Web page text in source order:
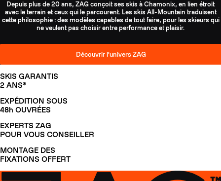
Depuis plus de 20 ans, ZAG conçoit ses skis à Chamonix, en lien étroit
avec le terrain et ceux qui le parcourent. Les skis All-Mountain traduisent
cette philosophie : des modèles capables de tout faire, pour les skieurs qui
ne veulent pas choisir entre performance et plaisir.
Découvrir l'univers ZAG
SKIS GARANTIS
2 ANS*
EXPÉDITION SOUS
48h OUVRÉES
EXPERTS ZAG
POUR VOUS CONSEILLER
MONTAGE DES
FIXATIONS OFFERT